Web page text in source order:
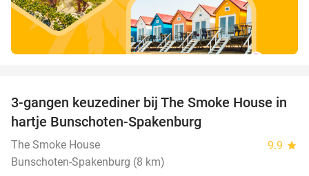
37%
3-gangen keuzediner bij The Smoke House in
hartje Bunschoten-Spakenburg
The Smoke House 9.9 star
Bunschoten-Spakenburg (8 km)